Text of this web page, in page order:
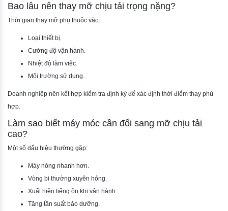
Bao lâu nên thay mỡ chịu tải trọng nặng?
Thời gian thay mỡ phụ thuộc vào:
Loại thiết bị.
Cường độ vận hành.
Nhiệt độ làm việc.
Môi trường sử dụng.
Doanh nghiệp nên kết hợp kiểm tra định kỳ để xác định thời điểm thay phù
hợp.
Làm sao biết máy móc cần đổi sang mỡ chịu tải
cao?
Một số dấu hiệu thường gặp:
Máy nóng nhanh hơn.
Vòng bi thường xuyên hỏng.
Xuất hiện tiếng ồn khi vận hành.
Tăng tần suất bảo dưỡng.